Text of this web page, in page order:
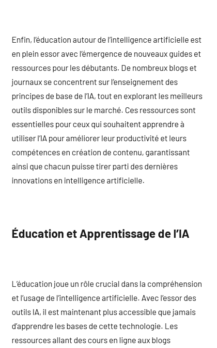
Enfin, l’éducation autour de l’intelligence artificielle est
en plein essor avec l’émergence de nouveaux guides et
ressources pour les débutants. De nombreux blogs et
journaux se concentrent sur l’enseignement des
principes de base de l’IA, tout en explorant les meilleurs
outils disponibles sur le marché. Ces ressources sont
essentielles pour ceux qui souhaitent apprendre à
utiliser l’IA pour améliorer leur productivité et leurs
compétences en création de contenu, garantissant
ainsi que chacun puisse tirer parti des dernières
innovations en intelligence artificielle.
Éducation et Apprentissage de l’IA
L’éducation joue un rôle crucial dans la compréhension
et l’usage de l’intelligence artificielle. Avec l’essor des
outils IA, il est maintenant plus accessible que jamais
d’apprendre les bases de cette technologie. Les
ressources allant des cours en ligne aux blogs